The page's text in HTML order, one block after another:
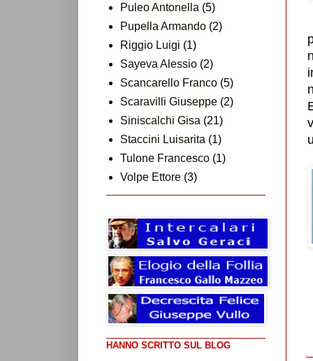
Puleo Antonella (5)
Pupella Armando (2)
Riggio Luigi (1)
Sayeva Alessio (2)
Scancarello Franco (5)
Scaravilli Giuseppe (2)
Siniscalchi Gisa (21)
Staccini Luisarita (1)
Tulone Francesco (1)
Volpe Ettore (3)
HANNO SCRITTO SUL BLOG